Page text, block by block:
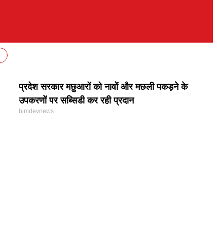
प्रदेश सरकार मछुआरों को नावों और मछली पकड़ने के
उपकरणों पर सब्सिडी कर रही प्रदान
himdevnews